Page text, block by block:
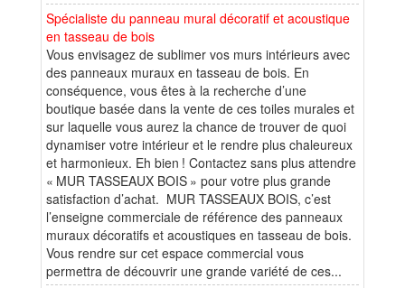
Spécialiste du panneau mural décoratif et acoustique
en tasseau de bois
Vous envisagez de sublimer vos murs intérieurs avec
des panneaux muraux en tasseau de bois. En
conséquence, vous êtes à la recherche d’une
boutique basée dans la vente de ces toiles murales et
sur laquelle vous aurez la chance de trouver de quoi
dynamiser votre intérieur et le rendre plus chaleureux
et harmonieux. Eh bien ! Contactez sans plus attendre
« MUR TASSEAUX BOIS » pour votre plus grande
satisfaction d’achat. MUR TASSEAUX BOIS, c’est
l’enseigne commerciale de référence des panneaux
muraux décoratifs et acoustiques en tasseau de bois.
Vous rendre sur cet espace commercial vous
permettra de découvrir une grande variété de ces...